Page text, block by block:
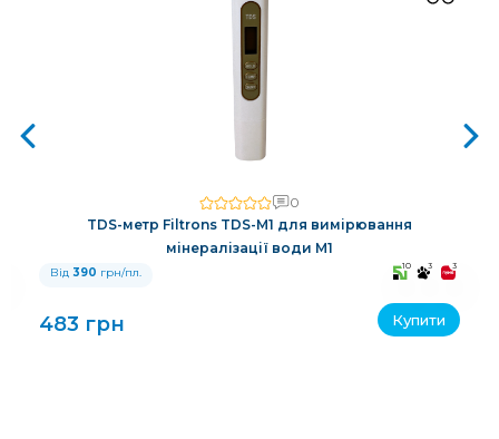
0
TDS-метр Filtrons TDS-M1 для вимірювання
мінералізації води M1
Від 390 грн/пл. 10 3 3
483 грн Купити